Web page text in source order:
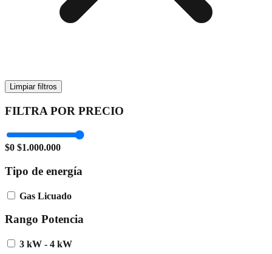
Limpiar filtros
FILTRA POR PRECIO
$0 $1.000.000
Tipo de energía
Gas Licuado
Rango Potencia
3 kW - 4 kW